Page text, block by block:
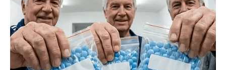
ΑΣ ΕΡΘΟΥΜΕ ΛΙΓΑΚΙ ΣΤΗΝ ΘΕΣΗ ΤΗΣ ΤΟΥΡΚΙΑΣ ΟΤΑΝ